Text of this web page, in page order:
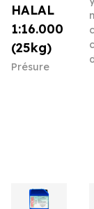
HALAL
1:16.000
(25kg)
Présure